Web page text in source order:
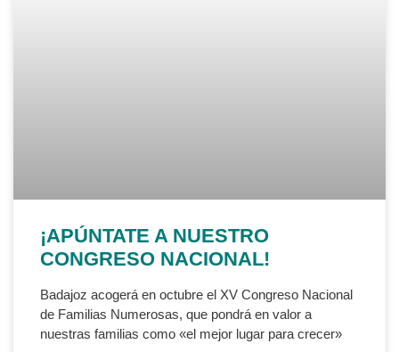
¡APÚNTATE A NUESTRO
CONGRESO NACIONAL!
Badajoz acogerá en octubre el XV Congreso Nacional
de Familias Numerosas, que pondrá en valor a
nuestras familias como «el mejor lugar para crecer»